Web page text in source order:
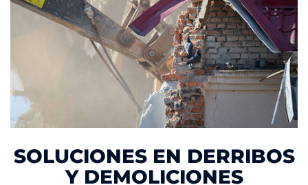
SOLUCIONES EN DERRIBOS
Y DEMOLICIONES